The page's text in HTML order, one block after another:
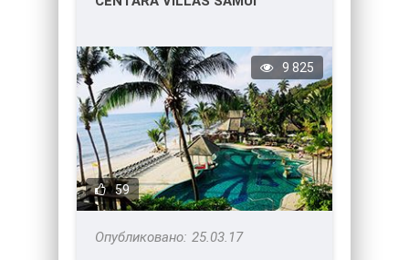
59
9 825
25.03.17